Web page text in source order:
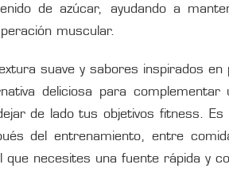
de azúcar, ayudando a
muscular.
suave y sabores inspirados
deliciosa para complementar
de lado tus objetivos fitness.
del entrenamiento, entre
que necesites una fuente rápida y